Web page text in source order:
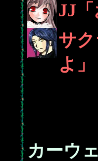
JJ
サ
よ」
カーウ